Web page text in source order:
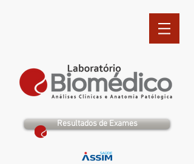
Resultados de Exames